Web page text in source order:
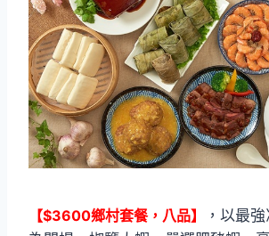
【$3600鄉村套餐，八品】
，以最